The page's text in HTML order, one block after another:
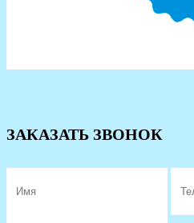
ЗАКАЗАТЬ ЗВОНОК